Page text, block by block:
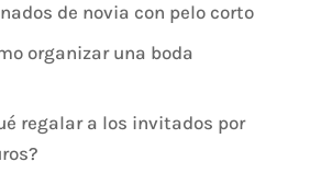
de novia con pelo corto
organizar una boda
regalar a los invitados por